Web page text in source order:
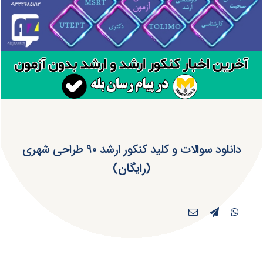
دانلود سوالات و کلید کنکور ارشد ۹۰ طراحی شهری
(رایگان)